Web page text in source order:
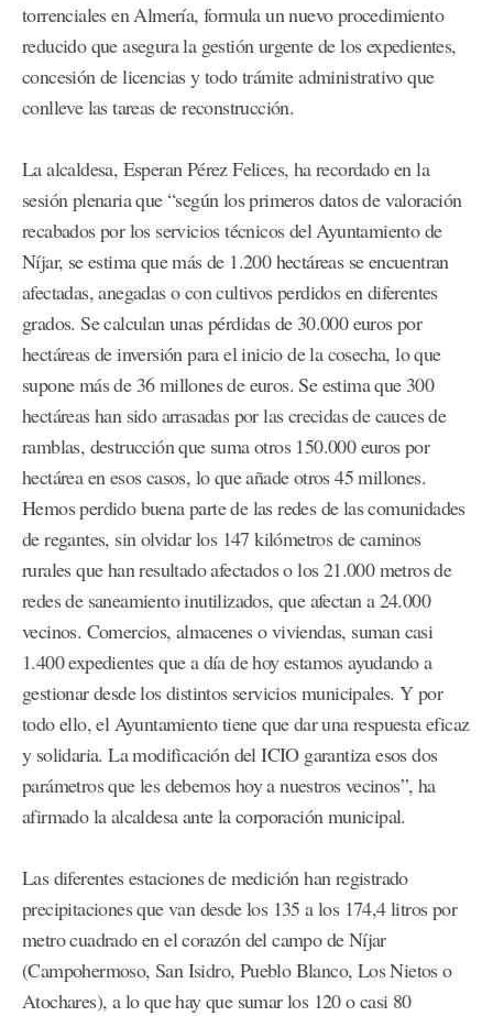
torrenciales en Almería, formula un nuevo procedimiento
reducido que asegura la gestión urgente de los expedientes,
concesión de licencias y todo trámite administrativo que
conlleve las tareas de reconstrucción.
La alcaldesa, Esperan Pérez Felices, ha recordado en la
sesión plenaria que “según los primeros datos de valoración
recabados por los servicios técnicos del Ayuntamiento de
Níjar, se estima que más de 1.200 hectáreas se encuentran
afectadas, anegadas o con cultivos perdidos en diferentes
grados. Se calculan unas pérdidas de 30.000 euros por
hectáreas de inversión para el inicio de la cosecha, lo que
supone más de 36 millones de euros. Se estima que 300
hectáreas han sido arrasadas por las crecidas de cauces de
ramblas, destrucción que suma otros 150.000 euros por
hectárea en esos casos, lo que añade otros 45 millones.
Hemos perdido buena parte de las redes de las comunidades
de regantes, sin olvidar los 147 kilómetros de caminos
rurales que han resultado afectados o los 21.000 metros de
redes de saneamiento inutilizados, que afectan a 24.000
vecinos. Comercios, almacenes o viviendas, suman casi
1.400 expedientes que a día de hoy estamos ayudando a
gestionar desde los distintos servicios municipales. Y por
todo ello, el Ayuntamiento tiene que dar una respuesta eficaz
y solidaria. La modificación del ICIO garantiza esos dos
parámetros que les debemos hoy a nuestros vecinos”, ha
afirmado la alcaldesa ante la corporación municipal.
Las diferentes estaciones de medición han registrado
precipitaciones que van desde los 135 a los 174,4 litros por
metro cuadrado en el corazón del campo de Níjar
(Campohermoso, San Isidro, Pueblo Blanco, Los Nietos o
Atochares), a lo que hay que sumar los 120 o casi 80